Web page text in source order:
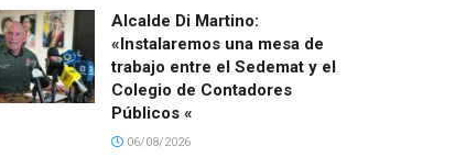
Alcalde Di Martino:
«Instalaremos una mesa de
trabajo entre el Sedemat y el
Colegio de Contadores
Públicos «
06/08/2026